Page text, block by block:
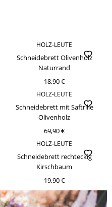
HOLZ-LEUTE
Schneidebrett Olivenholz
Naturrand
18,90 €
HOLZ-LEUTE
Schneidebrett mit Saftrille
Olivenholz
69,90 €
HOLZ-LEUTE
Schneidebrett rechteckig
Kirschbaum
19,90 €